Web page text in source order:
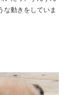
な動きをしていま